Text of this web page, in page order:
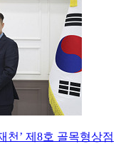
천’ 제8호 골목형상점